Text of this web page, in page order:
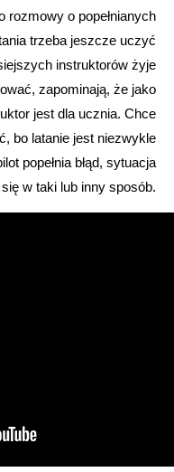
rozmowy o popełnianych
trzeba jeszcze uczyć
instruktorów żyje
zapominają, że jako
jest dla ucznia. Chce
bo latanie jest niezwykle
popełnia błąd, sytuacja
w taki lub inny sposób.